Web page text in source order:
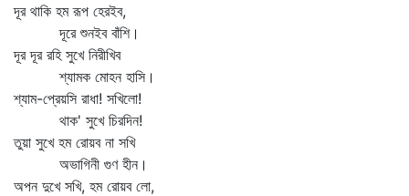
দূর থাকি হম রূপ হেরইব,
দূরে শুনইব বাঁশি।
দূর দূর রহি সুখে নিরীখিব
শ্যামক মোহন হাসি।
শ্যাম-প্রেয়সি রাধা! সখিলো!
থাক' সুখে চিরদিন!
তুয়া সুখে হম রোয়ব না সখি
অভাগিনী গুণ হীন।
অপন দুখে সখি, হম রোয়ব লো,